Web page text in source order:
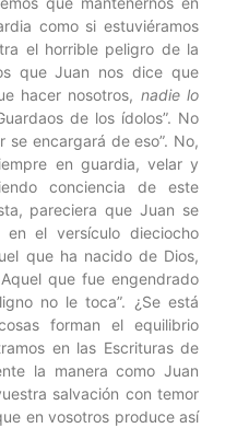
como si estuviéramos
el horrible peligro de la
que Juan nos dice que
hacer nosotros, nadie lo
de los ídolos”. No
se encargará de eso”. No,
en guardia, velar y
conciencia de este
pareciera que Juan se
en el versículo dieciocho
que ha nacido de Dios,
que fue engendrado
no le toca”. ¿Se está
forman el equilibrio
en las Escrituras de
la manera como Juan
salvación con temor
en vosotros produce así